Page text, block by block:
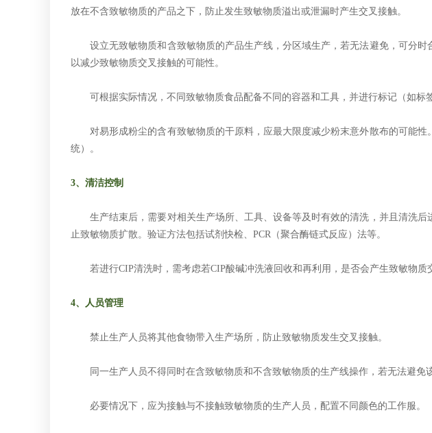
放在不含致敏物质的产品之下，防止发生致敏物质溢出或泄漏时产生交叉接触。
设立无致敏物质和含致敏物质的产品生产线，分区域生产，若无法避免，可分时
以减少致敏物质交叉接触的可能性。
可根据实际情况，不同致敏物质食品配备不同的容器和工具，并进行标记（如标
对易形成粉尘的含有致敏物质的干原料，应最大限度减少粉末意外散布的可能性
统）。
3、清洁控制
生产结束后，需要对相关生产场所、工具、设备等及时有效的清洗，并且清洗后
止致敏物质扩散。验证方法包括试剂快检、 PCR（聚合酶链式反应）法等。
若进行CIP清洗时，需考虑若CIP酸碱冲洗液回收和再利用，是否会产生致敏物质
4、人员管理
禁止生产人员将其他食物带入生产场所，防止致敏物质发生交叉接触。
同一生产人员不得同时在含致敏物质和不含致敏物质的生产线操作，若无法避免
必要情况下，应为接触与不接触致敏物质的生产人员，配置不同颜色的工作服。